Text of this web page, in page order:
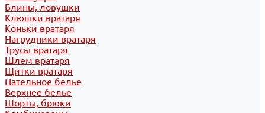
Блины, ловушки
Клюшки вратаря
Коньки вратаря
Нагрудники вратаря
Трусы вратаря
Шлем вратаря
Щитки вратаря
Нательное белье
Верхнее белье
Шорты, брюки